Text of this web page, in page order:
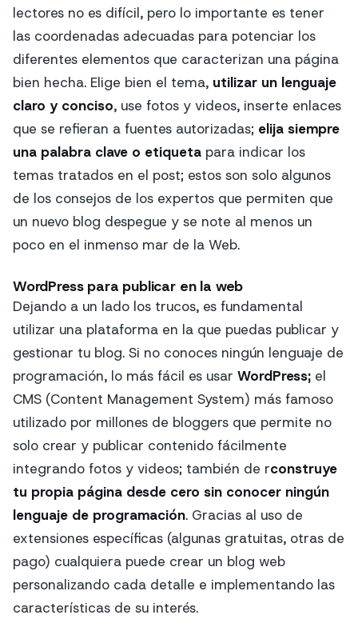
lectores no es difícil, pero lo importante es tener
las coordenadas adecuadas para potenciar los
diferentes elementos que caracterizan una página
bien hecha. Elige bien el tema, utilizar un lenguaje
claro y conciso, use fotos y videos, inserte enlaces
que se refieran a fuentes autorizadas; elija siempre
una palabra clave o etiqueta para indicar los
temas tratados en el post; estos son solo algunos
de los consejos de los expertos que permiten que
un nuevo blog despegue y se note al menos un
poco en el inmenso mar de la Web.
WordPress para publicar en la web
Dejando a un lado los trucos, es fundamental
utilizar una plataforma en la que puedas publicar y
gestionar tu blog. Si no conoces ningún lenguaje de
programación, lo más fácil es usar WordPress; el
CMS (Content Management System) más famoso
utilizado por millones de bloggers que permite no
solo crear y publicar contenido fácilmente
integrando fotos y videos; también de rconstruye
tu propia página desde cero sin conocer ningún
lenguaje de programación. Gracias al uso de
extensiones específicas (algunas gratuitas, otras de
pago) cualquiera puede crear un blog web
personalizando cada detalle e implementando las
características de su interés.